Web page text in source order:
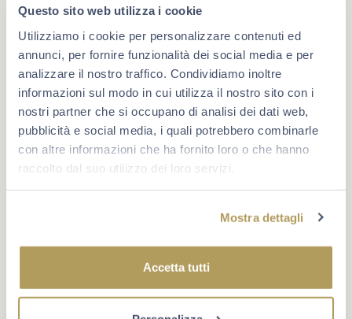
Questo sito web utilizza i cookie
Utilizziamo i cookie per personalizzare contenuti ed
annunci, per fornire funzionalità dei social media e per
analizzare il nostro traffico. Condividiamo inoltre
informazioni sul modo in cui utilizza il nostro sito con i
nostri partner che si occupano di analisi dei dati web,
pubblicità e social media, i quali potrebbero combinarle
con altre informazioni che ha fornito loro o che hanno
raccolto dal suo utilizzo dei loro servizi.
Mostra dettagli
Accetta tutti
Cantina 2021
Agosto 25, 2021
Taste the flavours, live the land
SCOPRI